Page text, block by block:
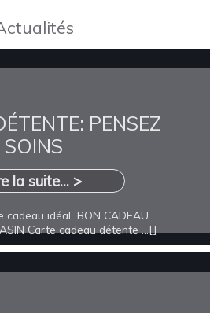
PENSEZ
SOINS
la suite... >
cadeau idéal BON CADEAU
Carte cadeau détente ...[]